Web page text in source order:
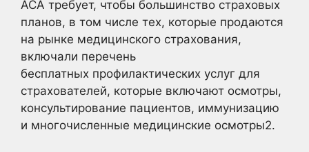
ACA требует, чтобы большинство страховых
планов, в том числе тех, которые продаются
на рынке медицинского страхования,
включали перечень
бесплатных профилактических услуг для
страхователей, которые включают осмотры,
консультирование пациентов, иммунизацию
и многочисленные медицинские осмотры2.